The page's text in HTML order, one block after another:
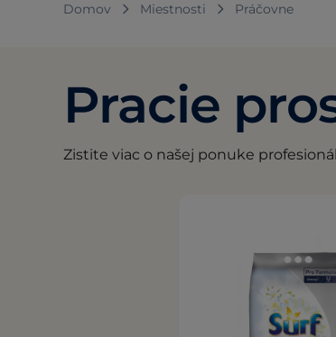
Domov Miestnosti Práčovne
Pracie
Zistite viac o našej ponuke